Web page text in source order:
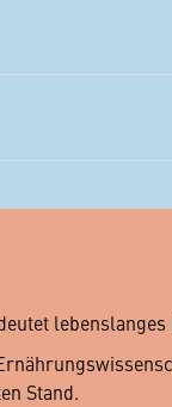
lebenslanges
Stand.